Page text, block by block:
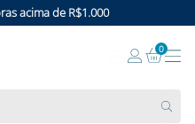
acima de R$1.000
0